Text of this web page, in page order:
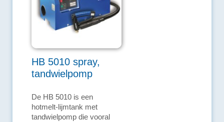
HB 5010 spray,
tandwielpomp
De HB 5010 is een
hotmelt-lijmtank met
tandwielpomp die vooral